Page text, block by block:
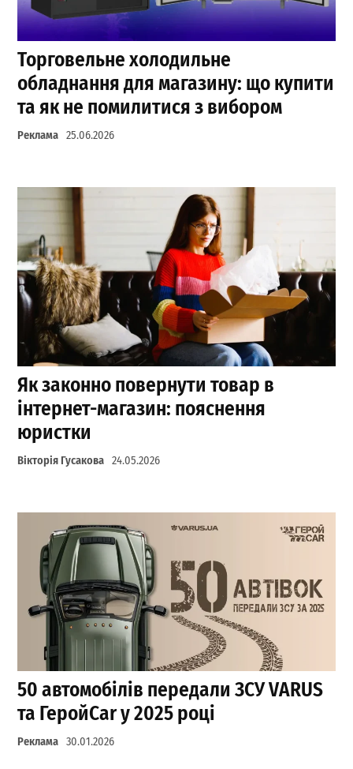
Торговельне холодильне
обладнання для магазину: що купити
та як не помилитися з вибором
Реклама 25.06.2026
Як законно повернути товар в
інтернет-магазин: пояснення
юристки
Вікторія Гусакова 24.05.2026
50 автомобілів передали ЗСУ VARUS
та ГеройCar у 2025 році
Реклама 30.01.2026